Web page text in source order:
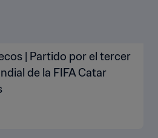
| Partido por el tercer
de la FIFA Catar